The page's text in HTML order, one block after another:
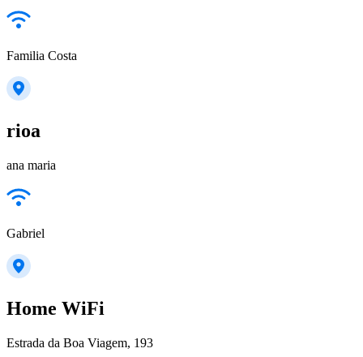
Familia Costa
rioa
ana maria
Gabriel
Home WiFi
Estrada da Boa Viagem, 193